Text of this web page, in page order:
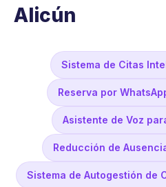
Alicún
Sistema de Citas
Reserva por
Asistente de Voz
Reducción de
Sistema de Autogestión de